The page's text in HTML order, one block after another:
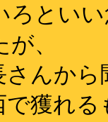
ろとい
、
さんか
で獲れ